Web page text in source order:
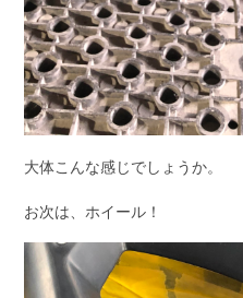
大体こんな感じでしょうか。
お次は、ホイール！